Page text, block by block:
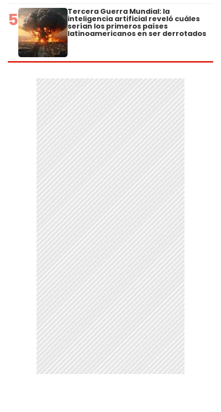
5 Tercera Guerra Mundial: la
inteligencia artificial reveló cuáles
serían los primeros países
latinoamericanos en ser derrotados